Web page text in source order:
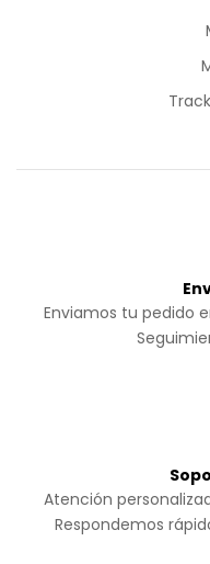
Enviamos tu pedido
Atención
Respondemos